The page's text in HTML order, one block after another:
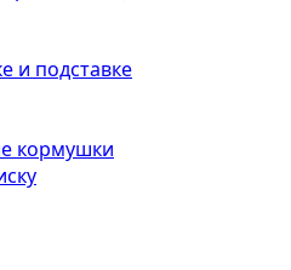
и подставке
кормушки